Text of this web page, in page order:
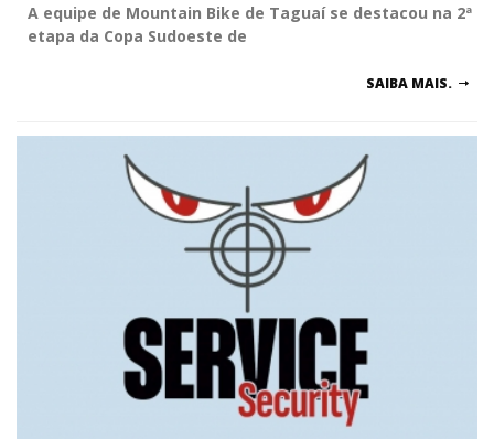
A equipe de Mountain Bike de Taguaí se destacou na 2ª
etapa da Copa Sudoeste de
SAIBA MAIS.